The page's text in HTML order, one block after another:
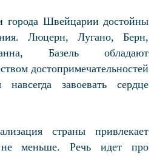
города Швейцарии достойны
Люцерн, Лугано, Берн,
Базель обладают
достопримечательностей
завоевать сердце
страны привлекает
меньше. Речь идет про